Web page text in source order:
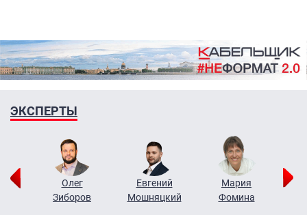
ЭКСПЕРТЫ
Олег
Зиборов
Евгений
Мошняцкий
Мария
Фомина